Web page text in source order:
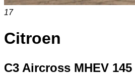
17
Citroen
C3 Aircross MHEV